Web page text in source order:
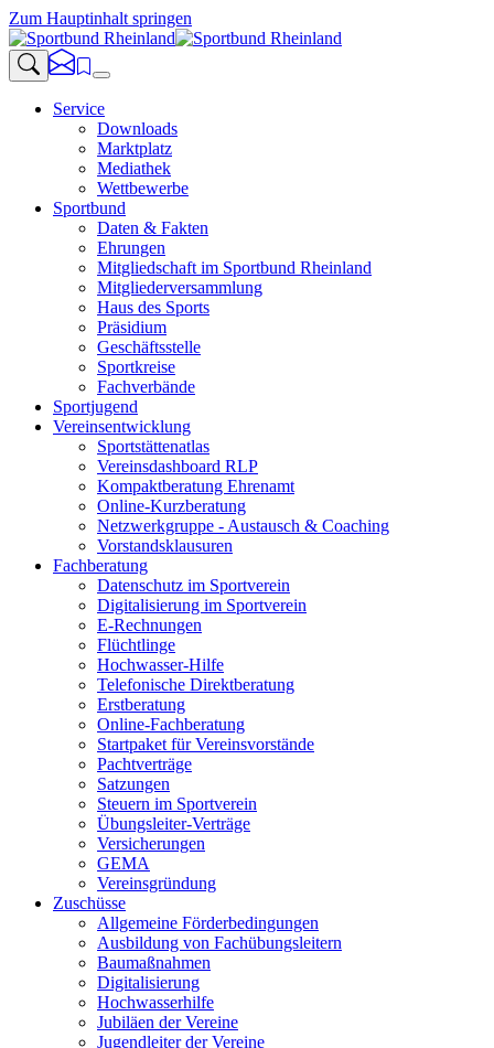
Zum Hauptinhalt springen
Service
Downloads
Marktplatz
Mediathek
Wettbewerbe
Sportbund
Daten & Fakten
Ehrungen
Mitgliedschaft im Sportbund Rheinland
Mitgliederversammlung
Haus des Sports
Präsidium
Geschäftsstelle
Sportkreise
Fachverbände
Sportjugend
Vereinsentwicklung
Sportstättenatlas
Vereinsdashboard RLP
Kompaktberatung Ehrenamt
Online-Kurzberatung
Netzwerkgruppe - Austausch & Coaching
Vorstandsklausuren
Fachberatung
Datenschutz im Sportverein
Digitalisierung im Sportverein
E-Rechnungen
Flüchtlinge
Hochwasser-Hilfe
Telefonische Direktberatung
Erstberatung
Online-Fachberatung
Startpaket für Vereinsvorstände
Pachtverträge
Satzungen
Steuern im Sportverein
Übungsleiter-Verträge
Versicherungen
GEMA
Vereinsgründung
Zuschüsse
Allgemeine Förderbedingungen
Ausbildung von Fachübungsleitern
Baumaßnahmen
Digitalisierung
Hochwasserhilfe
Jubiläen der Vereine
Jugendleiter der Vereine